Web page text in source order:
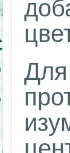
Для